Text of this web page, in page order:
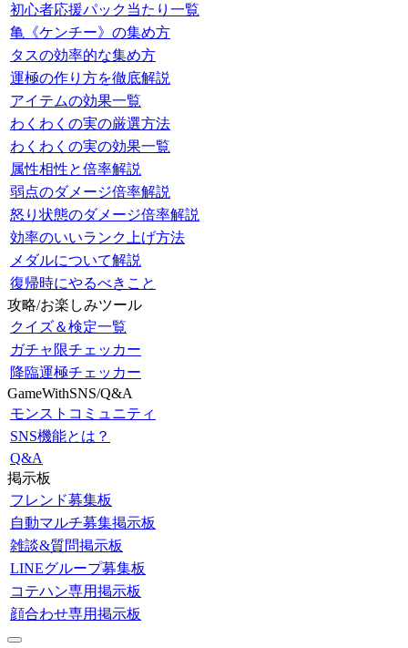
初心者応援パック当たり一覧
亀《ケンチー》の集め方
タスの効率的な集め方
運極の作り方を徹底解説
アイテムの効果一覧
わくわくの実の厳選方法
わくわくの実の効果一覧
属性相性と倍率解説
弱点のダメージ倍率解説
怒り状態のダメージ倍率解説
効率のいいランク上げ方法
メダルについて解説
復帰時にやるべきこと
攻略/お楽しみツール
クイズ＆検定一覧
ガチャ限チェッカー
降臨運極チェッカー
GameWithSNS/Q&A
モンストコミュニティ
SNS機能とは？
Q&A
掲示板
フレンド募集板
自動マルチ募集掲示板
雑談&質問掲示板
LINEグループ募集板
コテハン専用掲示板
顔合わせ専用掲示板